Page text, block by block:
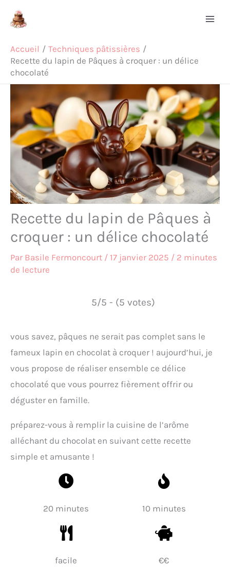
Accueil
Techniques pâtissières
Recette du lapin de Pâques à croquer : un délice
chocolaté
Recette du lapin de Pâques à
croquer : un délice chocolaté
Par Basile Fermoncourt / 17 janvier 2025 / 2 minutes
de lecture
5/5 - (5 votes)
vous savez, pâques ne serait pas complet sans le
fameux lapin en chocolat à croquer ! aujourd’hui, je
vous propose de réaliser ensemble ce délice
chocolaté que vous pourrez fièrement offrir ou
déguster en famille.
préparez-vous à remplir la cuisine de l’arôme
alléchant du chocolat en suivant cette recette
simple et amusante !
20 minutes 10 minutes
facile €€
Rechercher